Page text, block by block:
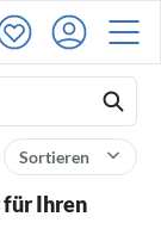
Sortieren
für Ihren